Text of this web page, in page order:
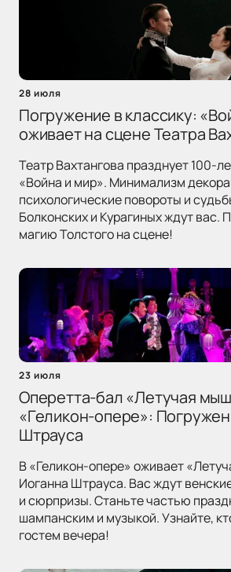
28 июля
Погружение в классику:
оживает на сцене Театра
Театр Вахтангова празднует 100-
«Война и мир». Минимализм
психологические повороты и
Болконских и Курагиных ждут вас.
магию Толстого на сцене!
23 июля
Оперетта-бал «Летучая
«Геликон-опере»:
Штрауса
В «Геликон-опере» оживает
Иоганна Штрауса. Вас ждут
и сюрпризы. Станьте частью
шампанским и музыкой. Узнайте,
гостем вечера!